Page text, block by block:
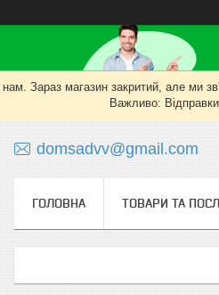
Зараз магазин закритий, але ми
Важливо:
domsadvv@gmail.com
ГОЛОВНА ТОВАРИ ТА